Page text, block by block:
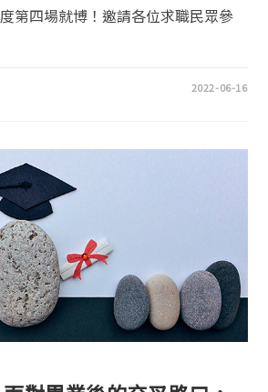
第四場就博！邀請各位求職民眾參
2022-06-16